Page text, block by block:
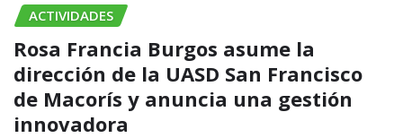
ACTIVIDADES
Rosa Francia Burgos asume la
dirección de la UASD San Francisco
de Macorís y anuncia una gestión
innovadora